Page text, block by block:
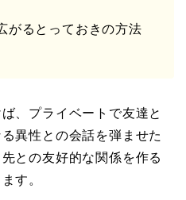
がるとっておきの方法
、プライベートで友達と
異性との会話を弾ませた
との友好的な関係を作る
す。